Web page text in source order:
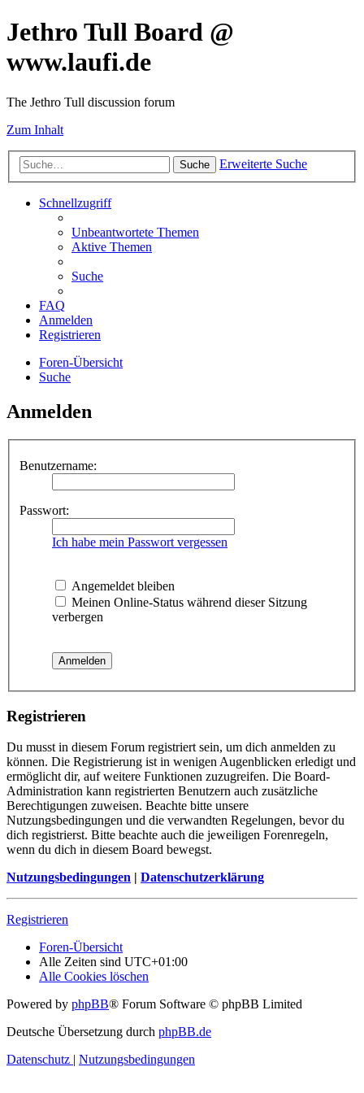
Jethro Tull Board @
www.laufi.de
The Jethro Tull discussion forum
Zum Inhalt
Suche Erweiterte Suche
Schnellzugriff
Unbeantwortete Themen
Aktive Themen
Suche
FAQ
Anmelden
Registrieren
Foren-Übersicht
Suche
Anmelden
Benutzername:
Passwort:
Ich habe mein Passwort vergessen
Angemeldet bleiben
Meinen Online-Status während dieser Sitzung
verbergen
Registrieren
Du musst in diesem Forum registriert sein, um dich anmelden zu
können. Die Registrierung ist in wenigen Augenblicken erledigt und
ermöglicht dir, auf weitere Funktionen zuzugreifen. Die Board-
Administration kann registrierten Benutzern auch zusätzliche
Berechtigungen zuweisen. Beachte bitte unsere
Nutzungsbedingungen und die verwandten Regelungen, bevor du
dich registrierst. Bitte beachte auch die jeweiligen Forenregeln,
wenn du dich in diesem Board bewegst.
Nutzungsbedingungen | Datenschutzerklärung
Registrieren
Foren-Übersicht
Alle Zeiten sind UTC+01:00
Alle Cookies löschen
Powered by phpBB® Forum Software © phpBB Limited
Deutsche Übersetzung durch phpBB.de
Datenschutz | Nutzungsbedingungen